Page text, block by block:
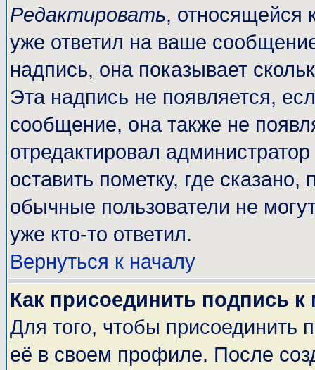
Редактировать, относящейся
уже ответил на ваше
надпись, она показывает
Эта надпись не появляется,
сообщение, она также не
отредактировал
оставить пометку, где
обычные пользователи не
уже кто-то ответил.
Вернуться к началу
Как присоединить подпись
Для того, чтобы присоединить
её в своем профиле. После